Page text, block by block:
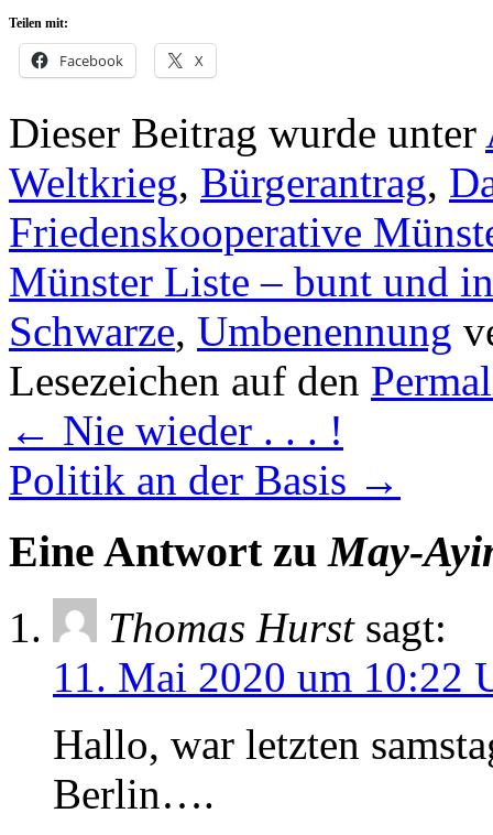
Teilen mit:
Facebook X
Dieser Beitrag wurde unter
Weltkrieg, Bürgerantrag,
Friedenskooperative
Münster Liste – bunt und
Schwarze, Umbenennung
Lesezeichen auf den
← Nie wieder . . . !
Politik an der Basis →
Eine Antwort zuMay-
Thomas Hurst sagt:
11. Mai 2020 um 10:22
Hallo, war letzten
Berlin….